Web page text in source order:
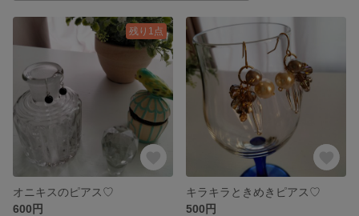
残り1点
オニキスのピアス♡
600円
キラキラときめきピアス♡
500円